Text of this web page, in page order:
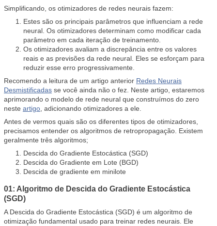
Simplificando, os otimizadores de redes neurais fazem:
Estes são os principais parâmetros que influenciam a rede
neural. Os otimizadores determinam como modificar cada
parâmetro em cada iteração de treinamento.
Os otimizadores avaliam a discrepância entre os valores
reais e as previsões da rede neural. Eles se esforçam para
reduzir esse erro progressivamente.
Recomendo a leitura de um artigo anterior Redes Neurais
Desmistificadas se você ainda não o fez. Neste artigo, estaremos
aprimorando o modelo de rede neural que construímos do zero
neste artigo , adicionando otimizadores a ele.
Antes de vermos quais são os diferentes tipos de otimizadores,
precisamos entender os algoritmos de retropropagação. Existem
geralmente três algoritmos;
Descida do Gradiente Estocástica (SGD)
Descida do Gradiente em Lote (BGD)
Descida de gradiente em minilote
01: Algoritmo de Descida do Gradiente Estocástica
(SGD)
A Descida do Gradiente Estocástica (SGD) é um algoritmo de
otimização fundamental usado para treinar redes neurais. Ele